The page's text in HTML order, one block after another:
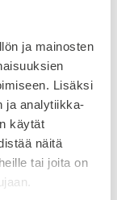
ja mainosten
Lisäksi
ja analytiikka-
käytät
näitä
tai joita on